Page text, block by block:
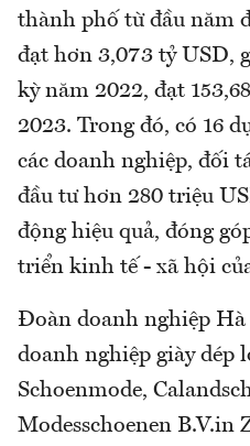
thành phố từ đầu năm
đạt hơn 3,073 tỷ USD,
kỳ năm 2022, đạt
2023. Trong đó, có 16
các doanh nghiệp, đối
đầu tư hơn 280 triệu
động hiệu quả, đóng
triển kinh tế - xã hội
Đoàn doanh nghiệp
doanh nghiệp giày dép
Schoenmode,
Modesschoenen B.V.in